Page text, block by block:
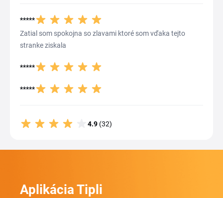
*****
Zatial som spokojna so zlavami ktoré som vďaka tejto
stranke ziskala
*****
*****
4.9 (32)
Aplikácia Tipli